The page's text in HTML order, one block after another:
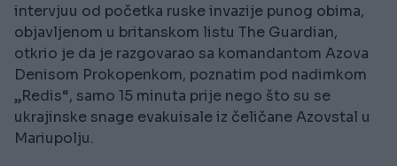
intervjuu od početka ruske invazije punog obima,
objavljenom u britanskom listu The Guardian,
otkrio je da je razgovarao sa komandantom Azova
Denisom Prokopenkom, poznatim pod nadimkom
„Redis“, samo 15 minuta prije nego što su se
ukrajinske snage evakuisale iz čeličane Azovstal u
Mariupolju.